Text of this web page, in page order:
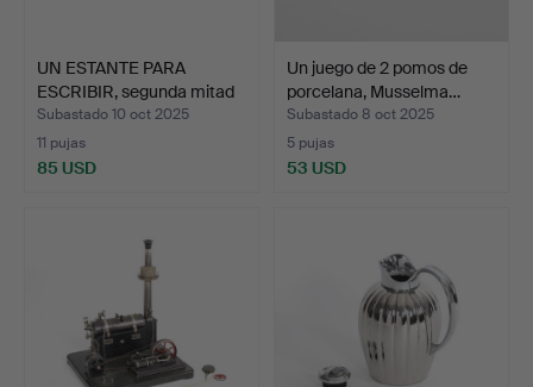
UN ESTANTE PARA
ESCRIBIR, segunda mitad
de…
Subastado 10 oct 2025
11 pujas
85 USD
Un juego de 2 pomos de
porcelana, Musselma…
Subastado 8 oct 2025
5 pujas
53 USD